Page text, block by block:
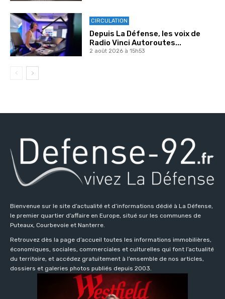
CIRCULATION
Depuis La Défense, les voix de
Radio Vinci Autoroutes...
2 août 2026 à 15h53
Bienvenue sur le site d’actualité et d’informations dédié à La Défense,
le premier quartier d’affaire en Europe, situé sur les communes de
Puteaux, Courbevoie et Nanterre.
Retrouvez dès la page d’accueil toutes les informations immobilières,
économiques, sociales, commerciales et culturelles qui font l’actualité
du territoire, et accédez gratuitement à l’ensemble de nos articles,
dossiers et galeries photos publiés depuis 2003.